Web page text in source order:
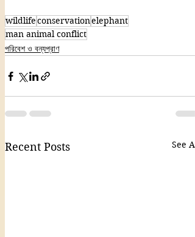
wildlifeconservationelephant
man animal conflict
পরিবেশ ও বন্যপ্রাণ
Recent Posts See All